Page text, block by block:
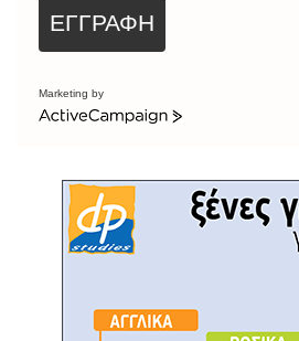
ΕΓΓΡΑΦΗ
Marketing by